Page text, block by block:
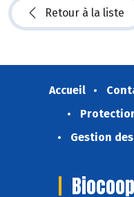
Retour à la liste
Accueil
Gestion